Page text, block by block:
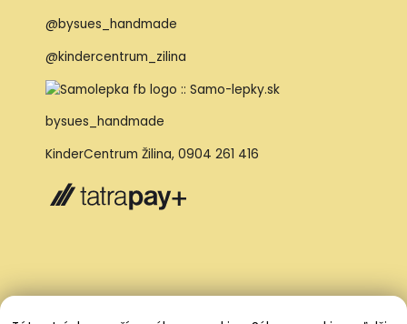
@bysues_handmade
@kindercentrum_zilina
bysues_handmade
KinderCentrum Žilina, 0904 261 416